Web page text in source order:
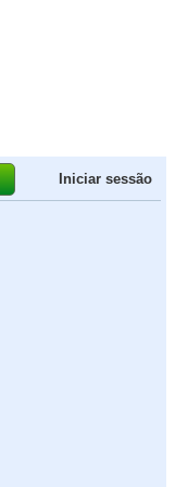
Iniciar sessão